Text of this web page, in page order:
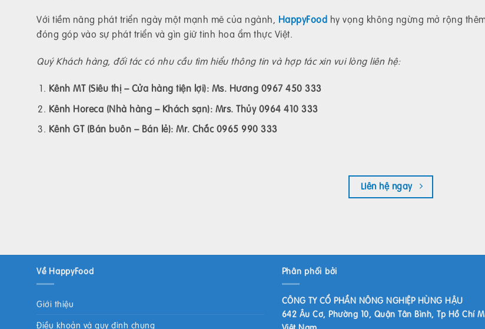
Với tiềm năng phát triển ngày một mạnh mẽ của ngành, HappyFood hy vọng không ngừng mở rộng
đóng góp vào sự phát triển và gìn giữ tinh hoa ẩm thực Việt.
Quý Khách hàng, đối tác có nhu cầu tìm hiểu thông tin và hợp tác xin vui lòng liên hệ:
Kênh MT (Siêu thị – Cửa hàng tiện lợi): Ms. Hương 0967 450 333
Kênh Horeca (Nhà hàng – Khách sạn): Mrs. Thủy 0964 410 333
Kênh GT (Bán buôn – Bán lẻ): Mr. Chắc 0965 990 333
Liên hệ ngay
Về HappyFood
Giới thiệu
Điều khoản và quy định chung
Phân phối bởi
CÔNG TY CỔ PHẦN NÔNG NGHIỆP HÙNG HẬU
642 Âu Cơ, Phường 10, Quận Tân Bình, Tp Hồ Chí